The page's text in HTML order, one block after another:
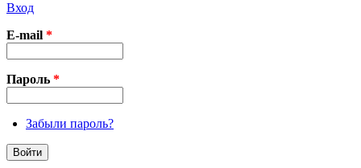
Вход
E-mail *
Пароль *
Забыли пароль?